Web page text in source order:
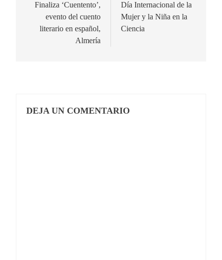
de
entradas
Finaliza ‘Cuentento’,
evento del cuento
literario en español,
Almería
Día Internacional de la
Mujer y la Niña en la
Ciencia
DEJA UN COMENTARIO